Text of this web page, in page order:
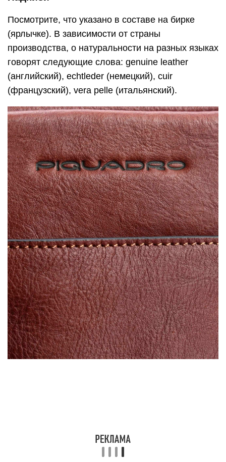
Сравнение рециклированной
кожи с другими материалами
Крупный поставщик подобных изделий – Китай.
Производители не всегда указывают, какой
именно материал используется. Вместо «bonded
leather», «reconstituted leather» (т. е.
«восстановленная кожа») они пишут просто –
«leather» (кожа). Однако если кожаное портмоне
стоит всего 1000 рублей, это должно
животных. Она пригодна для изготовления
различных изделий только после